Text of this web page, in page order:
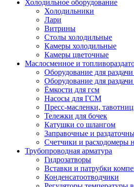
Холодильное оборудование
Холодильники
Лари
Витрины
Столы холодильные
Камеры холодильные
Камеры цветочные
Маслосменное и
Оборудование для
Оборудование для
Ёмкости для гсм
Насосы для ГСМ
Пресс-масленки,
Тележки для бочек
Катушки со шлангом
Заправочные и
Счетчики и расходомеры
Трубопроводная арматура
Гидрозатворы
Вставки и патрубки
Конденсатоотводчики